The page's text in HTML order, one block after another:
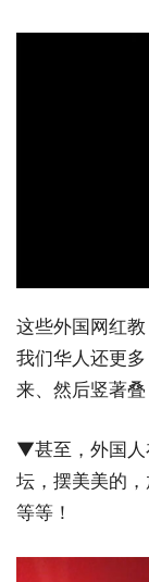
这些外国网红
我们华人还更
来、然后竖著
▼甚至，外国人
坛，摆美美的
等等！